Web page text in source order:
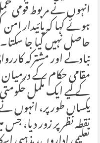
انہوں نے مربوط قومی
ہوئے کہا کہ
حاصل نہیں کیا جا
تبادلے اور مشترکہ
مقامی حکام کے درمیان
کے لیے ایک مکمل
یکساں طور پر،
نقطہ نظر پر زور دیا،